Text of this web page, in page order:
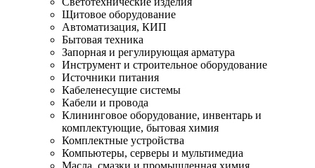
Щитовое оборудование
Автоматизация, КИП
Бытовая техника
Запорная и регулирующая арматура
Инструмент и строительное оборудование
Источники питания
Кабеленесущие системы
Кабели и провода
Клининговое оборудование, инвентарь и
комплектующие, бытовая химия
Комплектные устройства
Компьютеры, серверы и мультимедиа